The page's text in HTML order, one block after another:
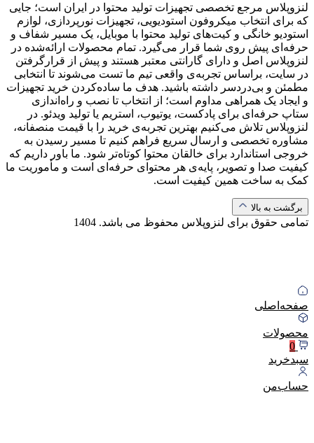
لنزوپلاس مرجع تخصصی تجهیزات تولید محتوا در ایران است؛ جایی
که برای انتخاب میکروفون استودیویی، تجهیزات نورپردازی، لوازم
استودیو خانگی و کیت‌های تولید محتوا با موبایل، یک مسیر شفاف و
حرفه‌ای پیش روی شما قرار می‌گیرد. تمام محصولات ارائه‌شده در
لنزوپلاس اصل و دارای گارانتی معتبر هستند و پیش از قرارگرفتن
در سایت، براساس تجربه‌ی واقعی تیم ما تست می‌شوند تا انتخابی
مطمئن و بی‌دردسر داشته باشید. هدف ما ساده‌کردن خرید تجهیزات
و ایجاد یک همراهی مداوم است؛ از انتخاب تا نصب و راه‌اندازی
ستاپ حرفه‌ای برای پادکست، یوتیوب، استریم یا تولید ویدئو. در
لنزوپلاس تلاش می‌کنیم بهترین تجربه‌ی خرید را با قیمت منصفانه،
مشاوره تخصصی و ارسال سریع فراهم کنیم تا مسیر رسیدن به
خروجی استاندارد برای خالقان محتوا کوتاه‌تر شود. ما باور داریم که
کیفیت صدا و تصویر، پایه‌ی هر محتوای حرفه‌ای است و مأموریت ما
کمک به ساخت همین کیفیت است.
برگشت به بالا
تمامی حقوق برای لنزوپلاس محفوظ می باشد. 1404
صفحه‌اصلی
محصولات
0
سبد‌خرید
حساب‌من